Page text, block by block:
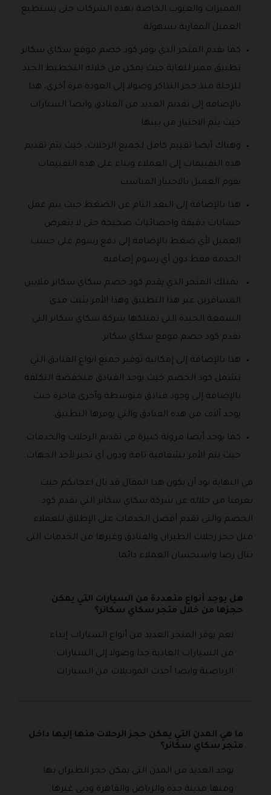
المميزات والعيوب الخاصة بهذه الشركات حتى يستطيع
العميل المقارنة بسهولة.
كما يقدم المتجر الذي يوفر كود خصم موقع سكاي سكانر
تطبيق مميز للغاية حيث يمكن من خلاله التخطيط الجيد
للرحلة منذ حجز التذاكر وصولا إلى العودة مرة أخرى، هذا
بالإضافة إلى تقديم العديد من الفنادق وايضا السيارات
حيث يتم الاختيار من بينها.
وهناك أيضا تقييم كامل لجميع الرحلات، حيث يتم تقديم
هذه التقييمات إلى العملاء وبناء على هذه التقييمات
يقوم العميل بالاختيار المناسب.
هذا بالإضافة إلى البعد التام عن الضغط حيث يتم عمل
حسابات دقيقة واحصائيات صحيحة حتى لا يتعرض
العميل لأي ضغط بالإضافة إلى دفع رسوم على حسب
الخدمة فقط دون أي رسوم إضافية.
يمتلك المتجر الذي يقدم كود خصم سكاي سكانر ملايين
المسافرين عبر هذا التطبيق وهذا الأمر يثبت مدى
السمعة الجيدة التي تمتلكها شركة سكاي سكانر التي
تقدم كود خصم موقع سكاي سكانر.
هذا بالإضافة إلى إمكانية توفير جميع انواع الفنادق التي
تشمل كود الخصم حيث يوجد الفنادق منخفضة التكلفة
بالإضافة إلى وجود فنادق متوسطة وأخرى فاخرة حيث
يوجد آلاف من هذه الفنادق والتي يوفرها التطبيق.
كما يوجد أيضا مرونة كبيرة في تقديم الرحلات والخدمات
حيث يتم الأمر بشفافية تامة ودون أي تحيز لأحد الجهات.
في النهاية نود أن يكون هذا المقال قد نال اعجابكم حيث
تعرفنا من خلاله عن شركة سكاي سكانر التي تقدم كود
الخصم والتي تقدم أفضل الخدمات على الإطلاق للعملاء
مثل حجز رحلات الطيران والفنادق وغيرها من الخدمات التي
تنال رضا واستحسان العملاء دائما.
هل يوجد أنواع متعددة من السيارات التي يمكن
حجزها من خلال متجر سكاي سكانر؟
نعم يوفر المتجر العديد من أنواع السيارات إبداء
من السيارات العادية جدا وصولا إلى السيارات
الرياضية وايضا أحدث الموديلات من السيارات.
ما هي المدن التي يمكن حجز الرحلات منها إليها داخل
متجر سكاي سكانر؟
يوجد العديد من المدن التي يمكن حجز الطيران بها
ومنها مدينة جدة والرياض والقاهرة ودبي غيرها.